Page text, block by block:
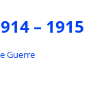
– 1915
Guerre